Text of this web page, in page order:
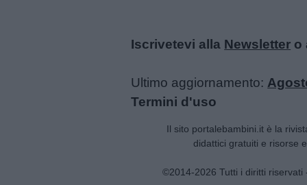
Iscrivetevi alla Newsletter o
Ultimo aggiornamento:
Termini d'uso
Il sito portalebambini.it è la
didattici gratuiti e risorse
©2014-2026 Tutti i diritti riservati